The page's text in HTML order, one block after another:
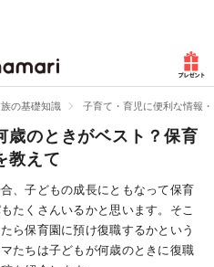
の基礎知識 子育て・育児に便利な情報
歳のときがベスト？保育
教えて
、子どもの成長にともなって保育
たくさんいるかと思います。そこ
ら保育園に預け復職するかという
たちは子どもが何歳のときに復職